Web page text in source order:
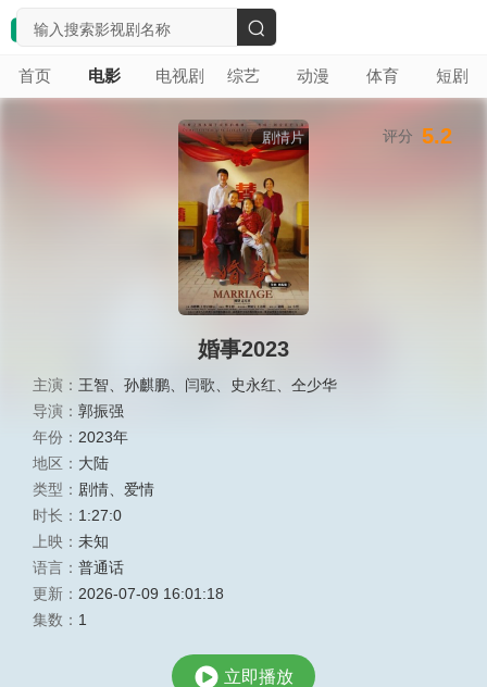
首页 电影 电视剧 综艺 动漫 体育 短剧
搜
索
剧情片
婚事2023
主演： 王智 孙麒鹏 闫歌 史永红
仝少华
导演： 郭振强
年份： 2023年
地区： 大陆
类型： 剧情
爱情
时长： 1:27:0
上映： 未知
语言： 普通话
更新： 2026-07-09 16:01:18
集数： 1
评分 5.2
立即播放